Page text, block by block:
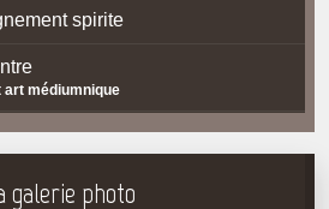
spirite
art médiumnique
galerie photo